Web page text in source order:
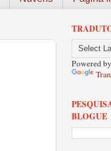
Powered by
BLOGUE